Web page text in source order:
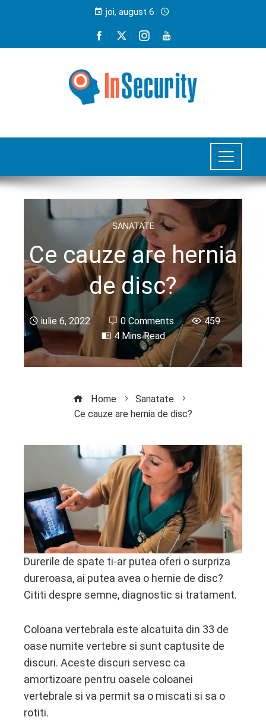
joi, august 6
SANATATE
Ce cauze are hernia
de disc?
iulie 6, 2022 0 Comments
459
4 Mins Read
Home
Sanatate
Ce cauze are hernia de disc?
Durerile de spate ti-ar putea oferi o surpriza
dureroasa, ai putea avea o hernie de disc?
Cititi despre semne, diagnostic si tratament.
Coloana vertebrala este alcatuita din 33 de
oase numite vertebre si sunt captusite de
discuri. Aceste discuri servesc ca
amortizoare pentru oasele coloanei
vertebrale si va permit sa o miscati si sa o
rotiti.